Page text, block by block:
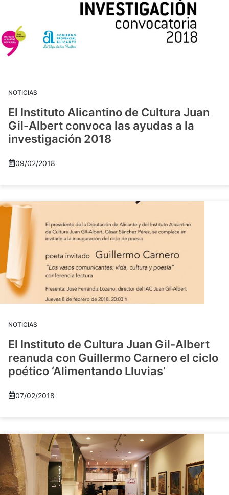
NOTICIAS
El Instituto Alicantino de Cultura Juan
Gil-Albert convoca las ayudas a la
investigación 2018
09/02/2018
NOTICIAS
El Instituto de Cultura Juan Gil-Albert
reanuda con Guillermo Carnero el ciclo
poético ‘Alimentando Lluvias’
07/02/2018